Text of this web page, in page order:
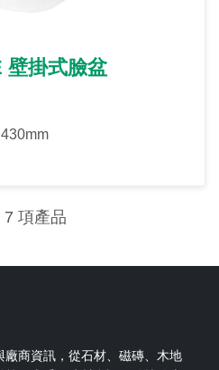
壁掛式臉盆
7 項產品
商資訊，從石材、磁磚、木地